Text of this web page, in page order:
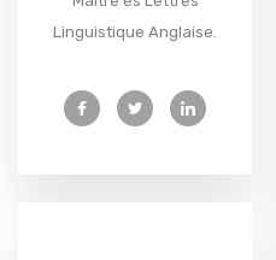
Linguistique Anglaise.